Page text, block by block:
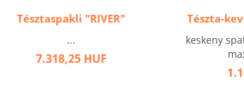
Tésztaspakli "RIVER"
...
7.318,25 HUF
Tészta-
keskeny